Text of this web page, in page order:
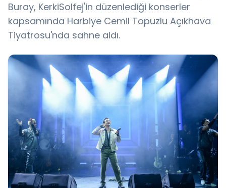
Buray, KerkiSolfej'in düzenlediği konserler
kapsamında Harbiye Cemil Topuzlu Açıkhava
Tiyatrosu'nda sahne aldı.